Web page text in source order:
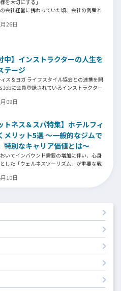
を大切にする」
会社経営に携わっていた頃、会社の倒産と
「ファントレイン」代表近藤健祐さんにイ
キャンペーンや違約金制度はお客様を大切
！？資金が底をつく恐怖と闘いながらもお
た秘訣とは？
26日
中】インストラクターの人生を
テージ
ス＆ヨガ ライフスタイル協会との連携を開
Jobに会員登録されているインストラクター
09日
トネス＆スパ特集】ホテルフィ
メリット5選 ～一般的なジムで
特別なキャリア価値とは～
いてインバウンド需要の増加に伴い、心身
した「ウェルネスツーリズム」が重要な戦
ピラティス指導者、ストレッチトレーナ
グコーチ、ボクシングトレーナーなどの専門
10日